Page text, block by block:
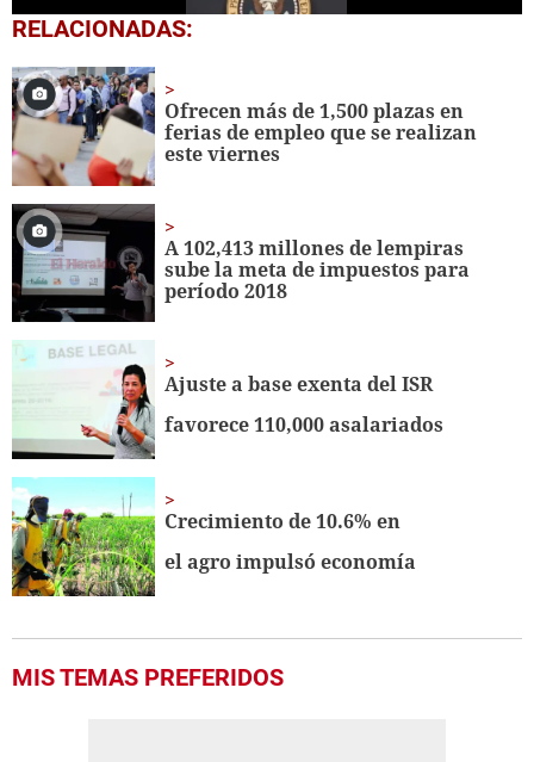
0
seconds
1
minute,
44
seconds
RELACIONADAS:
Ofrecen más de 1,500 plazas en
ferias de empleo que se realizan
este viernes
A 102,413 millones de lempiras
sube la meta de impuestos para
período 2018
Ajuste a base exenta del ISR
favorece 110,000 asalariados
Crecimiento de 10.6% en
el agro impulsó economía
MIS TEMAS PREFERIDOS